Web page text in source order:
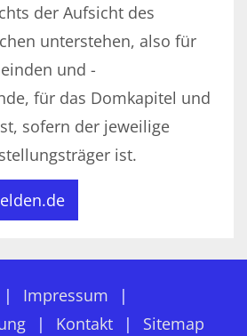
der Aufsicht des
unterstehen, also für
und -
für das Domkapitel und
sofern der jeweilige
ist.
Impressum
Kontakt Sitemap